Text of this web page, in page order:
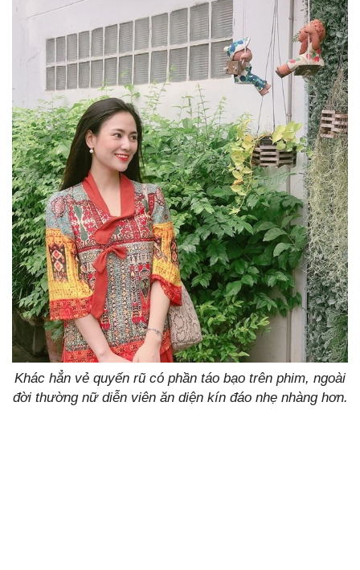
Khác hẳn vẻ quyến rũ có phần táo bạo trên phim, ngoài
đời thường nữ diễn viên ăn diện kín đáo nhẹ nhàng hơn.